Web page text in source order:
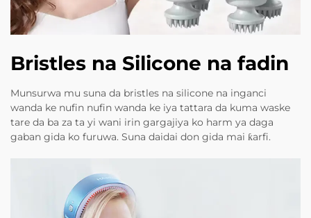
Bristles na Silicone na fadin
Munsurwa mu suna da bristles na silicone na inganci
wanda ke nufin nufin wanda ke iya tattara da kuma waske
tare da ba za ta yi wani irin gargajiya ko harm ya daga
gaban gida ko furuwa. Suna daidai don gida mai ƙarfi.